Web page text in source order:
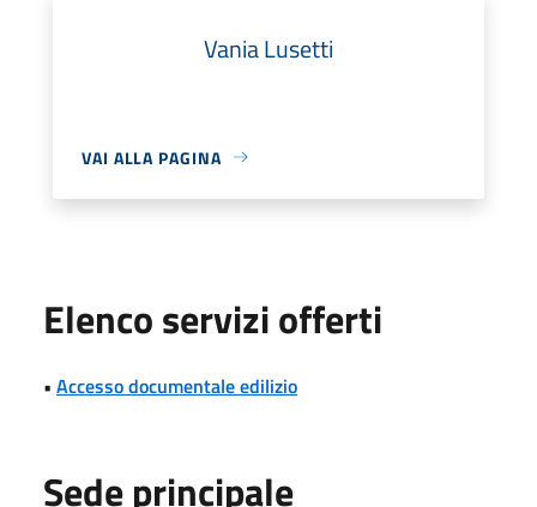
Vania Lusetti
VAI ALLA PAGINA
Elenco servizi offerti
• Accesso documentale edilizio
Sede principale